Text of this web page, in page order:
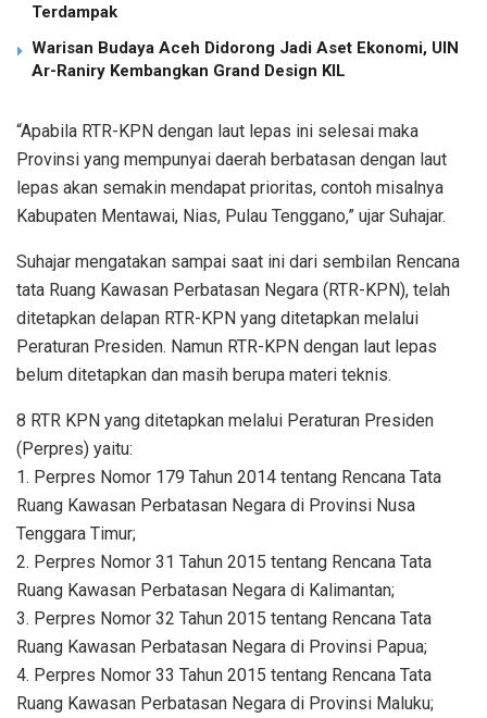
Terdampak
Warisan Budaya Aceh Didorong Jadi Aset Ekonomi, UIN
Ar-Raniry Kembangkan Grand Design KIL
“Apabila RTR-KPN dengan laut lepas ini selesai maka
Provinsi yang mempunyai daerah berbatasan dengan laut
lepas akan semakin mendapat prioritas, contoh misalnya
Kabupaten Mentawai, Nias, Pulau Tenggano,” ujar Suhajar.
Suhajar mengatakan sampai saat ini dari sembilan Rencana
tata Ruang Kawasan Perbatasan Negara (RTR-KPN), telah
ditetapkan delapan RTR-KPN yang ditetapkan melalui
Peraturan Presiden. Namun RTR-KPN dengan laut lepas
belum ditetapkan dan masih berupa materi teknis.
8 RTR KPN yang ditetapkan melalui Peraturan Presiden
(Perpres) yaitu:
1. Perpres Nomor 179 Tahun 2014 tentang Rencana Tata
Ruang Kawasan Perbatasan Negara di Provinsi Nusa
Tenggara Timur;
2. Perpres Nomor 31 Tahun 2015 tentang Rencana Tata
Ruang Kawasan Perbatasan Negara di Kalimantan;
3. Perpres Nomor 32 Tahun 2015 tentang Rencana Tata
Ruang Kawasan Perbatasan Negara di Provinsi Papua;
4. Perpres Nomor 33 Tahun 2015 tentang Rencana Tata
Ruang Kawasan Perbatasan Negara di Provinsi Maluku;